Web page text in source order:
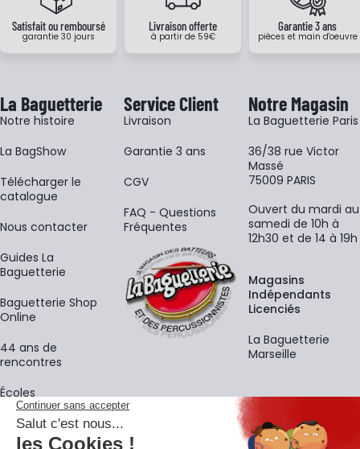
Satisfait ou remboursé
garantie 30 jours
Livraison offerte
à partir de 59€
Garantie 3 ans
pièces et main d'oeuvre
La Baguetterie
Notre histoire
La BagShow
​Télécharger le
catalogue
Nous contacter
Guides La
Baguetterie
Baguetterie Shop
Online
44 ans de
rencontres
Écoles
Service Client
Livraison
Garantie 3 ans
CGV
FAQ - Questions
Fréquentes
Notre Magasin
La Baguetterie Paris
36/38 rue Victor
Massé
75009 PARIS
Ouvert du mardi au
samedi de 10h à
12h30 et de 14 à 19h
Magasins
Indépendants
Licenciés
La Baguetterie
Marseille
La newsletter
Adresse e-mail